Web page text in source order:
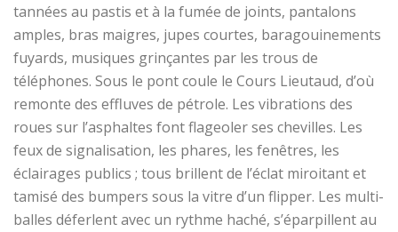
tannées au pastis et à la fumée de joints, pantalons
amples, bras maigres, jupes courtes, baragouinements
fuyards, musiques grinçantes par les trous de
téléphones. Sous le pont coule le Cours Lieutaud, d’où
remonte des effluves de pétrole. Les vibrations des
roues sur l’asphaltes font flageoler ses chevilles. Les
feux de signalisation, les phares, les fenêtres, les
éclairages publics ; tous brillent de l’éclat miroitant et
tamisé des bumpers sous la vitre d’un flipper. Les multi-
balles déferlent avec un rythme haché, s’éparpillent au